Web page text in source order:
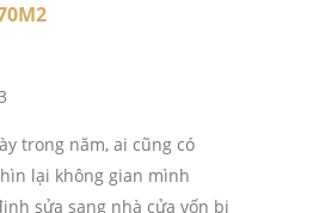
trong năm, ai cũng có
lại không gian mình
sửa sang nhà cửa vốn bị